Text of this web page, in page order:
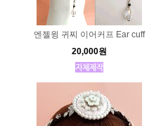
엔젤윙 귀찌 이어커프 Ear cuff
20,000원